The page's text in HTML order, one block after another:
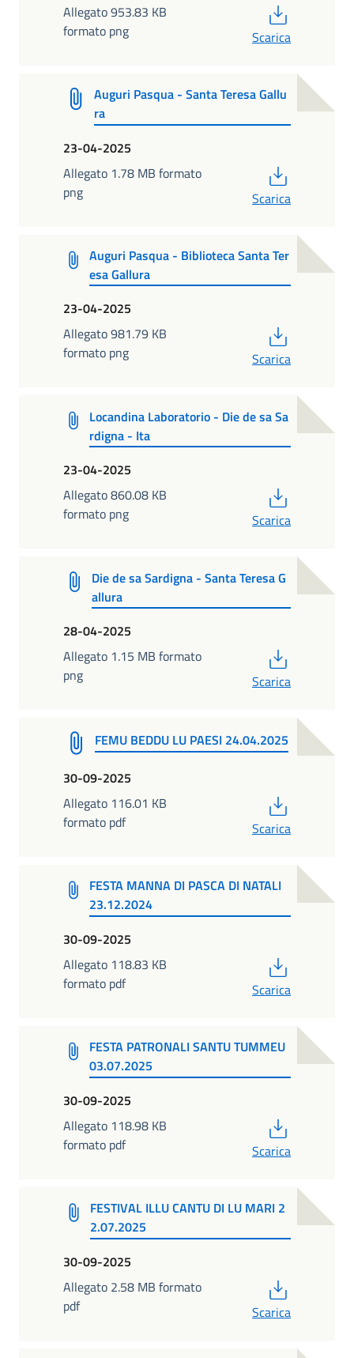
Allegato 953.83 KB
formato png
Scarica
Auguri Pasqua - Santa Teresa Gallu
ra
23-04-2025
Allegato 1.78 MB formato
png
Scarica
Auguri Pasqua - Biblioteca Santa Ter
esa Gallura
23-04-2025
Allegato 981.79 KB
formato png
Scarica
Locandina Laboratorio - Die de sa Sa
rdigna - Ita
23-04-2025
Allegato 860.08 KB
formato png
Scarica
Die de sa Sardigna - Santa Teresa G
allura
28-04-2025
Allegato 1.15 MB formato
png
Scarica
FEMU BEDDU LU PAESI 24.04.2025
30-09-2025
Allegato 116.01 KB
formato pdf
Scarica
FESTA MANNA DI PASCA DI NATALI
23.12.2024
30-09-2025
Allegato 118.83 KB
formato pdf
Scarica
FESTA PATRONALI SANTU TUMMEU
03.07.2025
30-09-2025
Allegato 118.98 KB
formato pdf
Scarica
FESTIVAL ILLU CANTU DI LU MARI 2
2.07.2025
30-09-2025
Allegato 2.58 MB formato
pdf
Scarica